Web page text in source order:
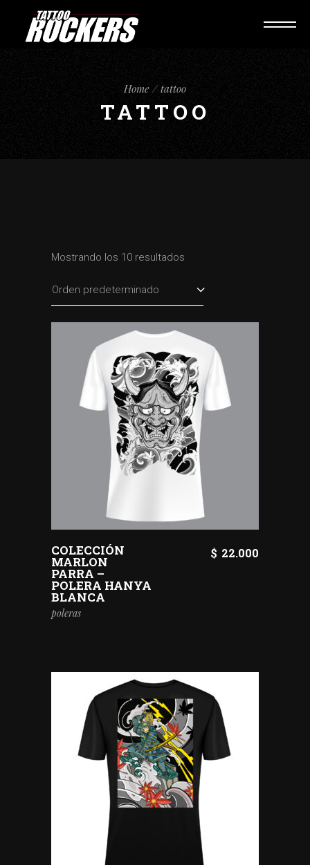
Home tattoo
TATTOO
Mostrando los 10 resultados
Orden predeterminado
COLECCIÓN
MARLON
PARRA –
POLERA HANYA
BLANCA
$ 22.000
poleras